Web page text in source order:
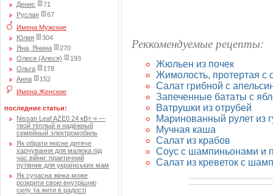
Денис
71
Руслан
67
Имена Мужские
Юлия
304
Яна, Янина
270
Олеся (Алеся)
193
Ольга
178
Анна
152
Имена Женские
последние статьи:
Nissan Leaf AZE0 24 кВт·ч —
твой тёплый и надёжный
семейный электромобиль
Як обрати якісне дитяче
харчування для малюка під
час війни: практичний
путівник для українських мам
Як сучасна жінка може
розкрити свою внутрішню
силу та жити в радості
Реккомендуемые рецепты:
Жюльен из почек
Жимолость, протертая с
Салат грибной с
Запеченные бататы с
Ватрушки из отрубей
Маринованный рулет из
Мучная каша
Салат из крабов
Соус с шампиньонами и
Салат из креветок с